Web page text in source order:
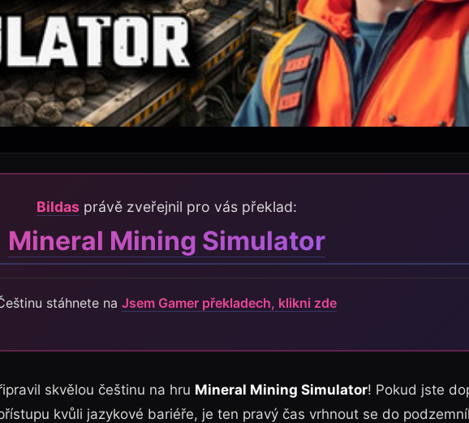
Bildasprávě zveřejnil pro vás překlad:
Mineral Mining Simulator
stáhnete na Jsem Gamer překladech, klikni zde
skvělou češtinu na hru Mineral Mining Simulator! Pokud jste
kvůli jazykové bariéře, je ten pravý čas vrhnout se do